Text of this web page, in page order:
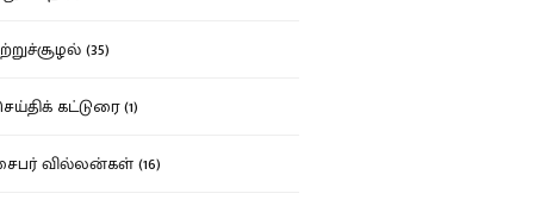
(35)
கட்டுரை (1)
வில்லன்கள் (16)